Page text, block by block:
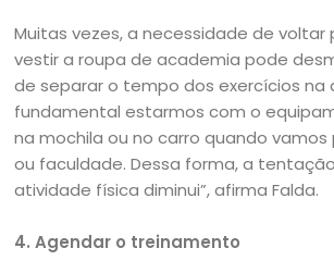
Muitas vezes, a necessidade de voltar
vestir a roupa de academia pode
de separar o tempo dos exercícios na
fundamental estarmos com o
na mochila ou no carro quando
ou faculdade. Dessa forma, a
atividade física diminui”, afirma Falda.
4. Agendar o treinamento